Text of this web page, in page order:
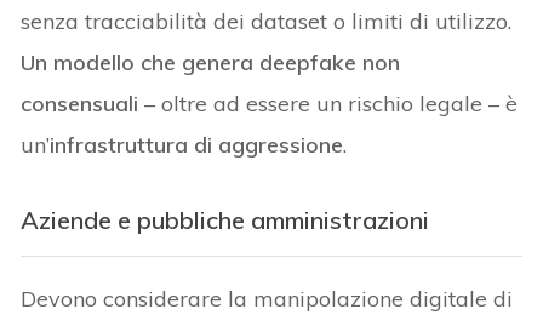
senza tracciabilità dei dataset o limiti di utilizzo.
Un modello che genera deepfake non
consensuali – oltre ad essere un rischio legale – è
un’infrastruttura di aggressione.
Aziende e pubbliche amministrazioni
Devono considerare la manipolazione digitale di